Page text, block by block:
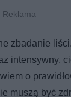
zbadanie
intensywny,
o
muszą być